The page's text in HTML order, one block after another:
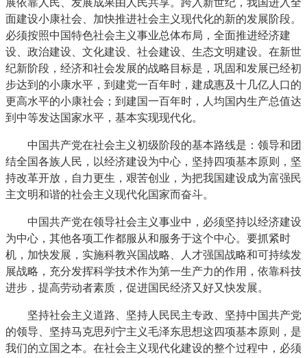
展依靠人民、发展成果由人民共享。跨入新世纪，我国进入全
面建设小康社会、加快推进社会主义现代化的新的发展阶段。
必须按照中国特色社会主义事业总体布局，全面推进经济建
设、政治建设、文化建设、社会建设、生态文明建设。在新世
纪新阶段，经济和社会发展的战略目标是，巩固和发展已经初
步达到的小康水平，到建党一百年时，建成惠及十几亿人口的
更高水平的小康社会；到建国一百年时，人均国内生产总值达
到中等发达国家水平，基本实现现代化。
中国共产党在社会主义初级阶段的基本路线是：领导和团
结全国各族人民，以经济建设为中心，坚持四项基本原则，坚
持改革开放，自力更生，艰苦创业，为把我国建设成为富强民
主文明和谐的社会主义现代化国家而奋斗。
中国共产党在领导社会主义事业中，必须坚持以经济建设
为中心，其他各项工作都服从和服务于这个中心。要抓紧时
机，加快发展，实施科教兴国战略、人才强国战略和可持续发
展战略，充分发挥科学技术作为第一生产力的作用，依靠科技
进步，提高劳动者素质，促进国民经济又好又快发展。
坚持社会主义道路、坚持人民民主专政、坚持中国共产党
的领导、坚持马克思列宁主义毛泽东思想这四项基本原则，是
我们的立国之本。在社会主义现代化建设的整个过程中，必须